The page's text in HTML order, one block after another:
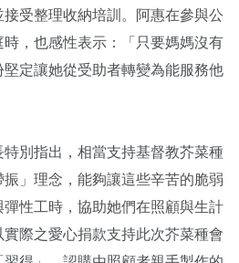
受整理收納培訓。阿惠在參與公
，也感性表示：「只要媽媽沒有
定讓她從受助者轉變為能服務他
別指出，相當支持基督教芥菜種
」理念，能夠讓這些辛苦的脆弱
性工時，協助她們在照顧與生計
際之愛心捐款支持此次芥菜種會